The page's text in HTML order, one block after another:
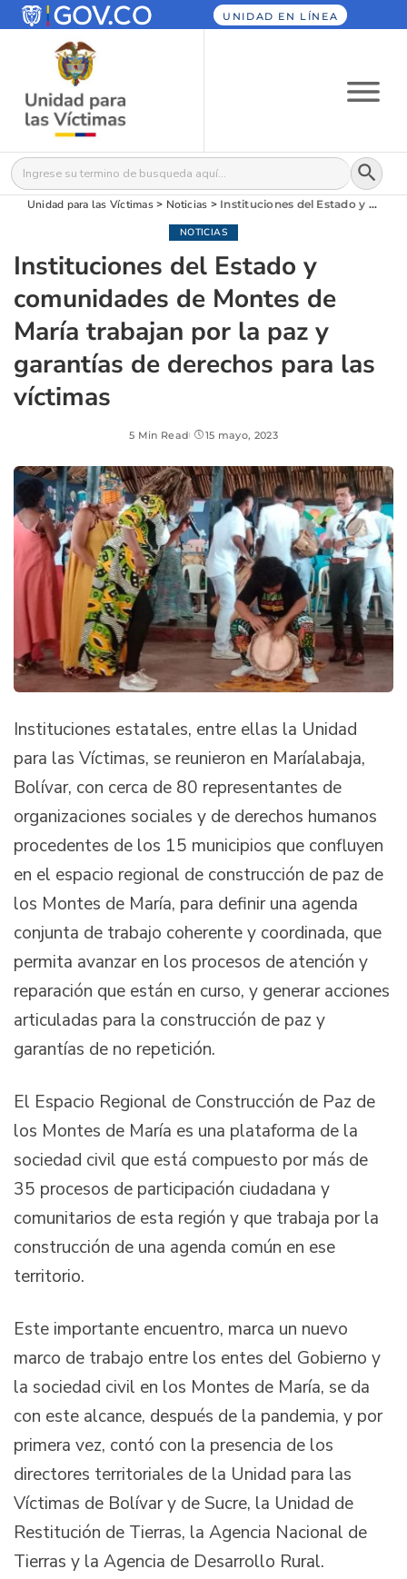
UNIDAD EN LÍNEA
Buscar: Botón
Unidad para las Víctimas> Noticias > Instituciones del Estado y comunidades de Montes de María trabajan por la paz y garantías de derechos para las víctimas
NOTICIAS
Instituciones del Estado y
comunidades de Montes de
María trabajan por la paz y
garantías de derechos para las
víctimas
5 Min Read 15 mayo, 2023
Instituciones estatales, entre ellas la Unidad
para las Víctimas, se reunieron en Maríalabaja,
Bolívar, con cerca de 80 representantes de
organizaciones sociales y de derechos humanos
procedentes de los 15 municipios que confluyen
en el espacio regional de construcción de paz de
los Montes de María, para definir una agenda
conjunta de trabajo coherente y coordinada, que
permita avanzar en los procesos de atención y
reparación que están en curso, y generar acciones
articuladas para la construcción de paz y
garantías de no repetición.
El Espacio Regional de Construcción de Paz de
los Montes de María es una plataforma de la
sociedad civil que está compuesto por más de
35 procesos de participación ciudadana y
comunitarios de esta región y que trabaja por la
construcción de una agenda común en ese
territorio.
Este importante encuentro, marca un nuevo
marco de trabajo entre los entes del Gobierno y
la sociedad civil en los Montes de María, se da
con este alcance, después de la pandemia, y por
primera vez, contó con la presencia de los
directores territoriales de la Unidad para las
Víctimas de Bolívar y de Sucre, la Unidad de
Restitución de Tierras, la Agencia Nacional de
Tierras y la Agencia de Desarrollo Rural.